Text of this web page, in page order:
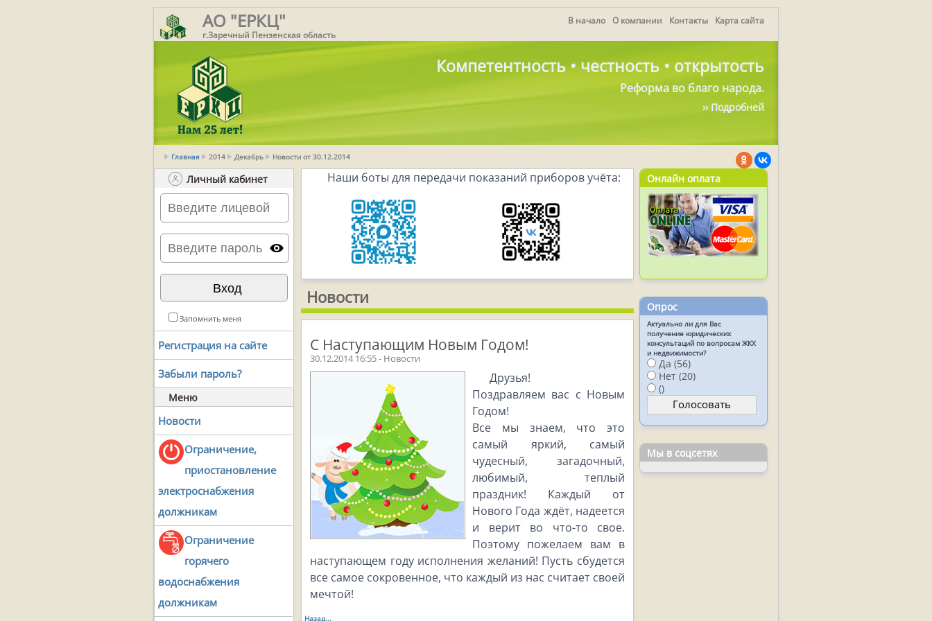
АО "ЕРКЦ"
г.Заречный Пензенская область
В начало О компании Контакты Карта сайта
Компетентность • честность • открытость
Реформа во благо народа.
›› Подробней
Главная 2014 Декабрь Новости от 30.12.2014
Личный кабинет
Запомнить меня
Регистрация на сайте
Забыли пароль?
Меню
Новости
Ограничение,
приостановление
электроснабжения
должникам
Ограничение
горячего
водоснабжения
должникам
Наши боты для передачи показаний приборов учёта:
Новости
С Наступающим Новым Годом!
30.12.2014 16:55 - Новости
Друзья!
Поздравляем вас с Новым
Годом!
Все мы знаем, что это
самый яркий, самый
чудесный, загадочный,
любимый, теплый
праздник! Каждый от
Нового Года ждёт, надеется
и верит во что-то свое.
Поэтому пожелаем вам в
наступающем году исполнения желаний! Пусть сбудется
все самое сокровенное, что каждый из нас считает своей
мечтой!
Назад...
Онлайн оплата
Опрос
Актуально ли для Вас
получение юридических
консультаций по вопросам ЖКХ
и недвижимости?
Да (56)
Нет (20)
()
Мы в соцсетях